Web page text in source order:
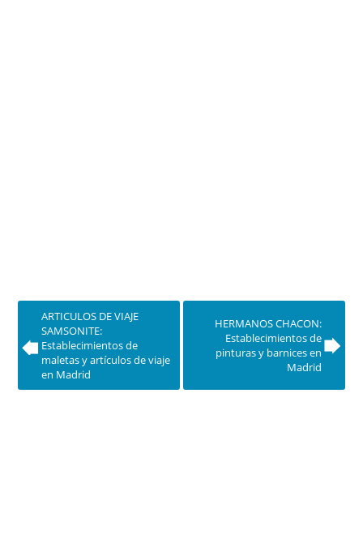
ARTICULOS DE VIAJE
SAMSONITE:
Establecimientos de
maletas y artículos de viaje
en Madrid
HERMANOS CHACON:
Establecimientos de
pinturas y barnices en
Madrid